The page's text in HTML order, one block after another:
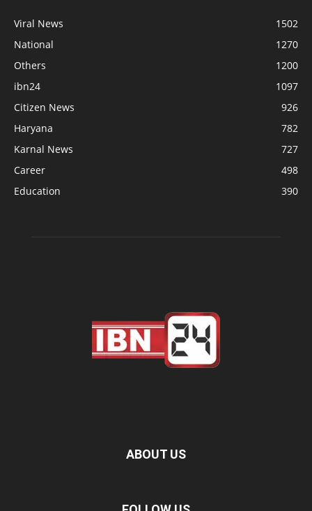
Viral News
1502
National
1270
Others
1200
ibn24
1097
Citizen News
926
Haryana
782
Karnal News
727
Career
498
Education
390
ABOUT US